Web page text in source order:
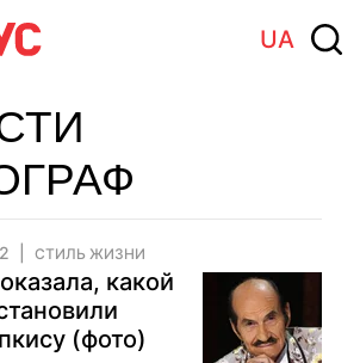
UA
СТИЛЬ ЖИЗНИ
какой
(фото)